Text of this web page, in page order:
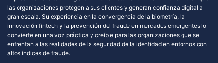
las organizaciones protegen a sus clientes y generan confianza digital a
gran escala. Su experiencia en la convergencia de la biometría, la
innovación fintech y la prevención del fraude en mercados emergentes lo
convierte en una voz práctica y creíble para las organizaciones que se
enfrentan a las realidades de la seguridad de la identidad en entornos con
altos índices de fraude.